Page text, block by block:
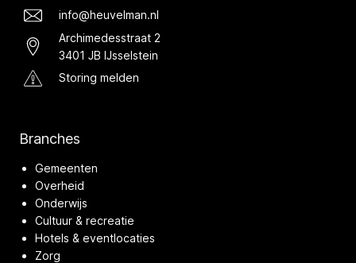
info@heuvelman.nl
Archimedesstraat 2
3401 JB IJsselstein
Storing melden
Branches
Gemeenten
Overheid
Onderwijs
Cultuur & recreatie
Hotels & eventlocaties
Zorg